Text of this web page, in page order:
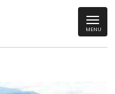
MENU